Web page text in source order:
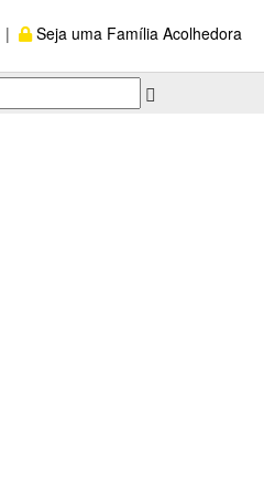
| Seja uma Família Acolhedora